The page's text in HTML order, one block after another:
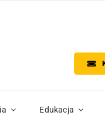
Edukacja